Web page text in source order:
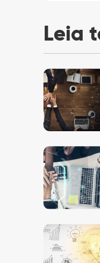
Leia